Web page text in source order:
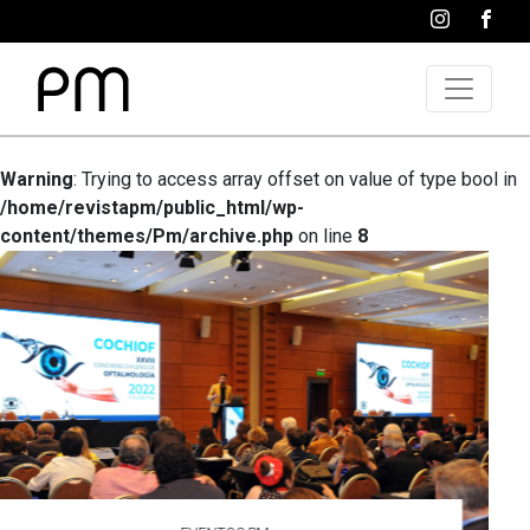
Warning: Trying to access array offset on value of type bool in
/home/revistapm/public_html/wp-
content/themes/Pm/archive.php on line 8